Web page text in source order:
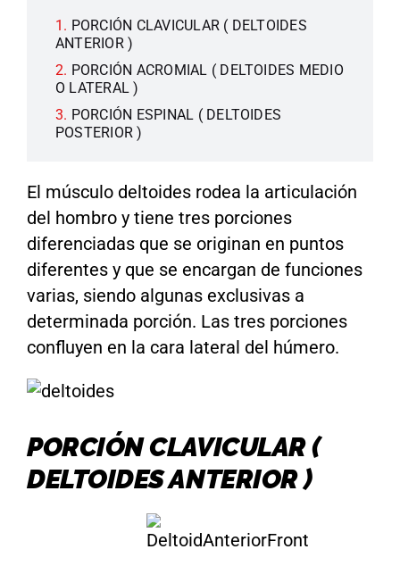
PORCIÓN CLAVICULAR ( DELTOIDES
ANTERIOR )
PORCIÓN ACROMIAL ( DELTOIDES MEDIO
O LATERAL )
PORCIÓN ESPINAL ( DELTOIDES
POSTERIOR )
El músculo deltoides rodea la articulación
del hombro y tiene tres porciones
diferenciadas que se originan en puntos
diferentes y que se encargan de funciones
varias, siendo algunas exclusivas a
determinada porción. Las tres porciones
confluyen en la cara lateral del húmero.
PORCIÓN CLAVICULAR (
DELTOIDES ANTERIOR )